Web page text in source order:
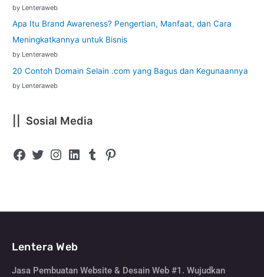
by Lenteraweb
Apa Itu Brand Awareness? Pengertian, Manfaat, dan Cara
Meningkatkannya untuk Bisnis
by Lenteraweb
20 Contoh Domain Selain .com yang Bagus dan Kegunaannya
by Lenteraweb
|| Sosial Media
Lentera Web
Jasa Pembuatan Website & Desain Web #1. Wujudkan